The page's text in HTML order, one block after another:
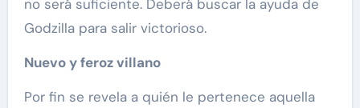
no será suficiente. Deberá buscar la ayuda de
Godzilla para salir victorioso.
Nuevo y feroz villano
Por fin se revela a quién le pertenece aquella